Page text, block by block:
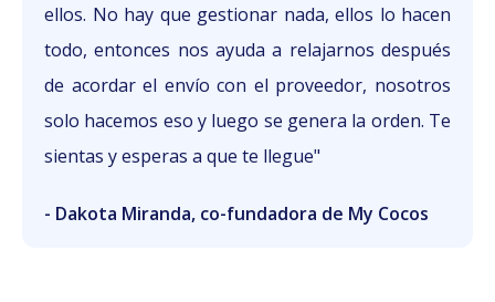
ellos. No hay que gestionar nada, ellos lo hacen
todo, entonces nos ayuda a relajarnos después
de acordar el envío con el proveedor, nosotros
solo hacemos eso y luego se genera la orden. Te
sientas y esperas a que te llegue"
- Dakota Miranda, co-fundadora de My Cocos